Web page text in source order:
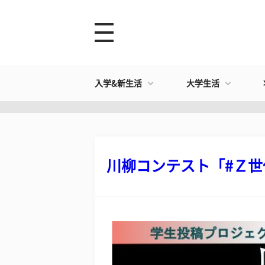
入学&新生活 大学生活
川柳コンテスト「#Ｚ